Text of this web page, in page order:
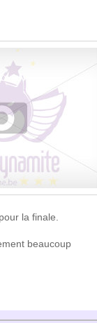
la finale.
beaucoup